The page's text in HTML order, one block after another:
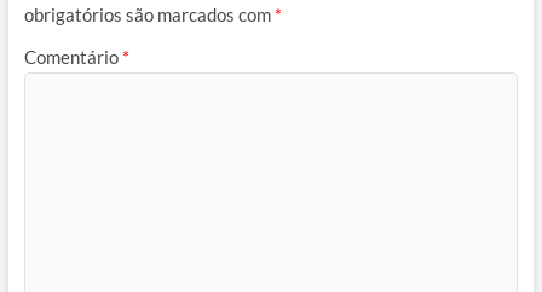
obrigatórios são marcados com *
Comentário *